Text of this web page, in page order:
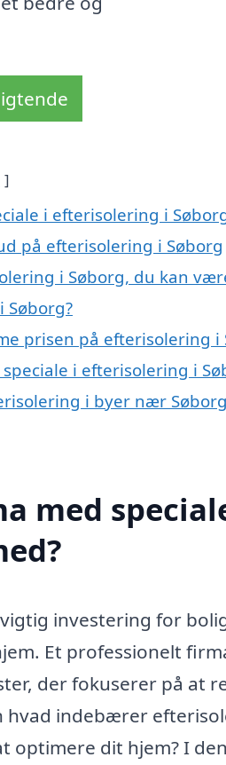
i efterisolering i
på efterisolering i Søborg
i Søborg, du kan
prisen på efterisolering i
i efterisolering i
i byer nær Søborg
med
investering for
Et professionelt
der fokuserer på at
indebærer
optimere dit hjem? I